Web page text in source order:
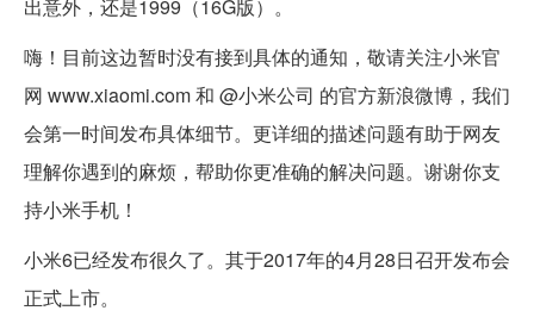
出意外，还是1999（16G版）。
嗨！目前这边暂时没有接到具体的通知，敬请关注小米官
网 www.xiaomi.com 和 @小米公司 的官方新浪微博，我们
会第一时间发布具体细节。更详细的描述问题有助于网友
理解你遇到的麻烦，帮助你更准确的解决问题。谢谢你支
持小米手机！
小米6已经发布很久了。其于2017年的4月28日召开发布会
正式上市。